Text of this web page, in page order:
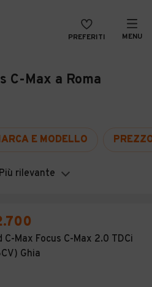
PREFERITI MENU
C-Max a Roma
E MODELLO
Più rilevante
C-Max Focus C-Max 2.0 TDCi
Ghia